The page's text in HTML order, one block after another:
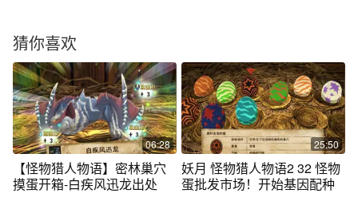
猜你喜欢
06:28
【怪物猎人物语】密林巢穴
摸蛋开箱-白疾风迅龙出处
25:50
妖月 怪物猎人物语2 32 怪物
蛋批发市场！开始基因配种